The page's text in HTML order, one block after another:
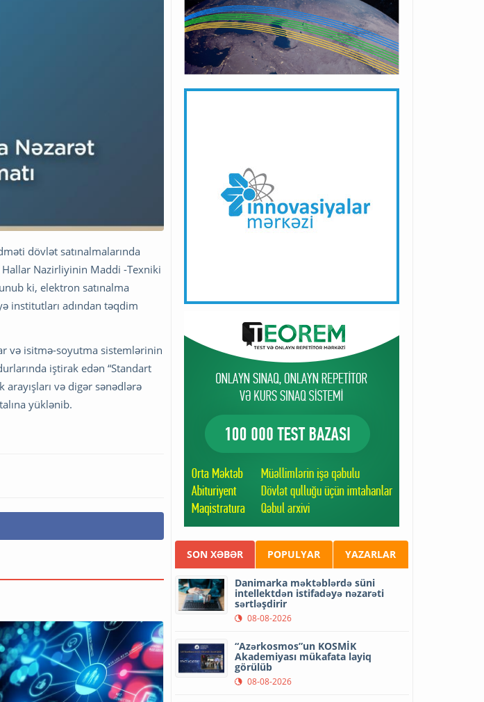
dövlət satınalmalarında
Nazirliyinin Maddi -Texniki
ki, elektron satınalma
institutları adından təqdim
və isitmə-soyutma sistemlərinin
iştirak edən “Standart
arayışları və digər sənədlərə
yüklənib.
SON XƏBƏR POPULYAR YAZARLAR
Danimarka məktəblərdə süni
intellektdən istifadəyə nəzarəti
sərtləşdirir
08-08-2026
“Azərkosmos”un KOSMİK
Akademiyası mükafata layiq
görülüb
08-08-2026